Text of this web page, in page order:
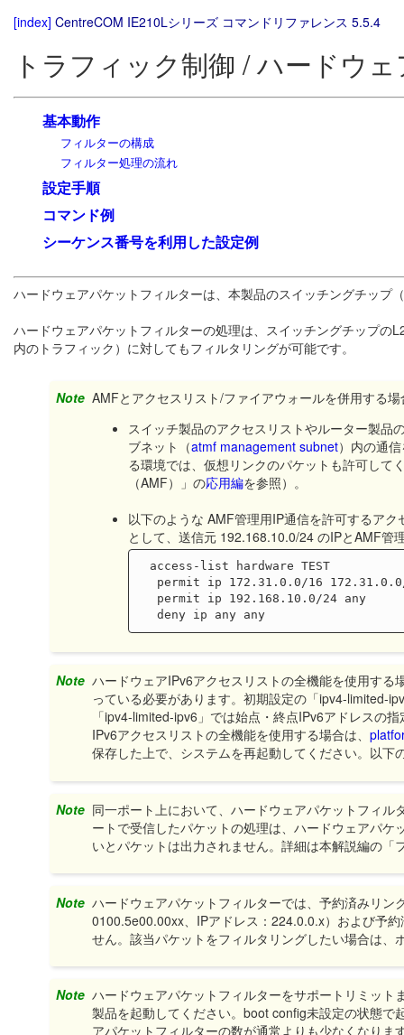
[index] CentreCOM IE210Lシリーズ コマンドリファレンス 5.5.4
トラフィック制御 / ハードウ
基本動作
フィルターの構成
フィルター処理の流れ
設定手順
コマンド例
シーケンス番号を利用した設定例
ハードウェアパケットフィルターは、本製品のスイッチングチップ
ハードウェアパケットフィルターの処理は、スイッチングチップ
内のトラフィック）に対してもフィルタリングが可能です。
Note AMFとアクセスリスト/ファイアウォールを併用する
スイッチ製品のアクセスリストやルーター製品
ブネット（atmf management subnet）内の通
る環境では、仮想リンクのパケットも許可して
（AMF）」の応用編を参照）。
以下のような AMF管理用IP通信を許可するア
として、送信元 192.168.10.0/24 のIPとAMF管
access-list hardware TEST
permit ip 172.31.0.0/16 172.31.0.0/
permit ip 192.168.10.0/24 any
deny ip any any
Note ハードウェアIPv6アクセスリストの全機能を使用する
っている必要があります。初期設定の「ipv4-limited-
「ipv4-limited-ipv6」では始点・終点IPv6アドレスの
IPv6アクセスリストの全機能を使用する場合は、
保存した上で、システムを再起動してください。以
Note 同一ポート上において、ハードウェアパケットフィ
ートで受信したパケットの処理は、ハードウェアパ
いとパケットは出力されません。詳細は本解説編の
Note ハードウェアパケットフィルターでは、予約済みリ
0100.5e00.00xx、IPアドレス：224.0.0.x）および予
せん。該当パケットをフィルタリングしたい場合は
Note ハードウェアパケットフィルターをサポートリミッ
製品を起動してください。boot config未設定の状態
アパケットフィルターの数が通常よりも少なくなり